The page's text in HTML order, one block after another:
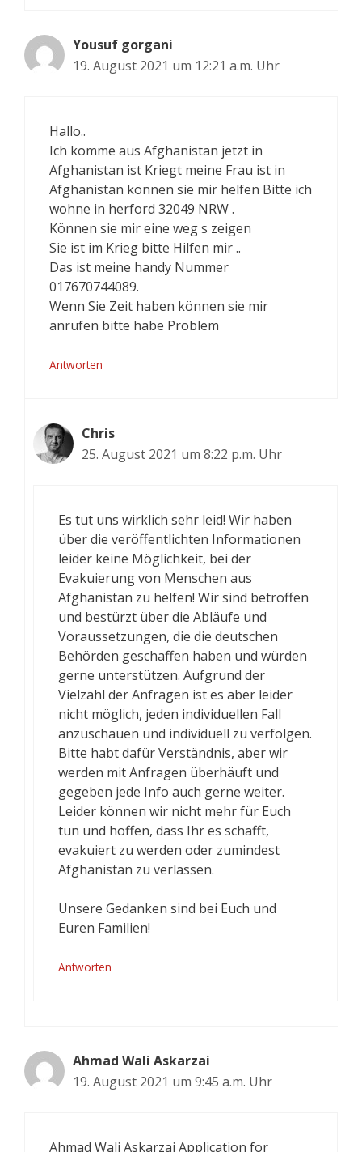
Yousuf gorgani
19. August 2021 um 12:21 a.m. Uhr
Hallo..
Ich komme aus Afghanistan jetzt in
Afghanistan ist Kriegt meine Frau ist in
Afghanistan können sie mir helfen Bitte ich
wohne in herford 32049 NRW .
Können sie mir eine weg s zeigen
Sie ist im Krieg bitte Hilfen mir ..
Das ist meine handy Nummer
017670744089.
Wenn Sie Zeit haben können sie mir
anrufen bitte habe Problem
Antworten
Chris
25. August 2021 um 8:22 p.m. Uhr
Es tut uns wirklich sehr leid! Wir haben
über die veröffentlichten Informationen
leider keine Möglichkeit, bei der
Evakuierung von Menschen aus
Afghanistan zu helfen! Wir sind betroffen
und bestürzt über die Abläufe und
Voraussetzungen, die die deutschen
Behörden geschaffen haben und würden
gerne unterstützen. Aufgrund der
Vielzahl der Anfragen ist es aber leider
nicht möglich, jeden individuellen Fall
anzuschauen und individuell zu verfolgen.
Bitte habt dafür Verständnis, aber wir
werden mit Anfragen überhäuft und
gegeben jede Info auch gerne weiter.
Leider können wir nicht mehr für Euch
tun und hoffen, dass Ihr es schafft,
evakuiert zu werden oder zumindest
Afghanistan zu verlassen.
Unsere Gedanken sind bei Euch und
Euren Familien!
Antworten
Ahmad Wali Askarzai
19. August 2021 um 9:45 a.m. Uhr
Ahmad Wali Askarzai Application for